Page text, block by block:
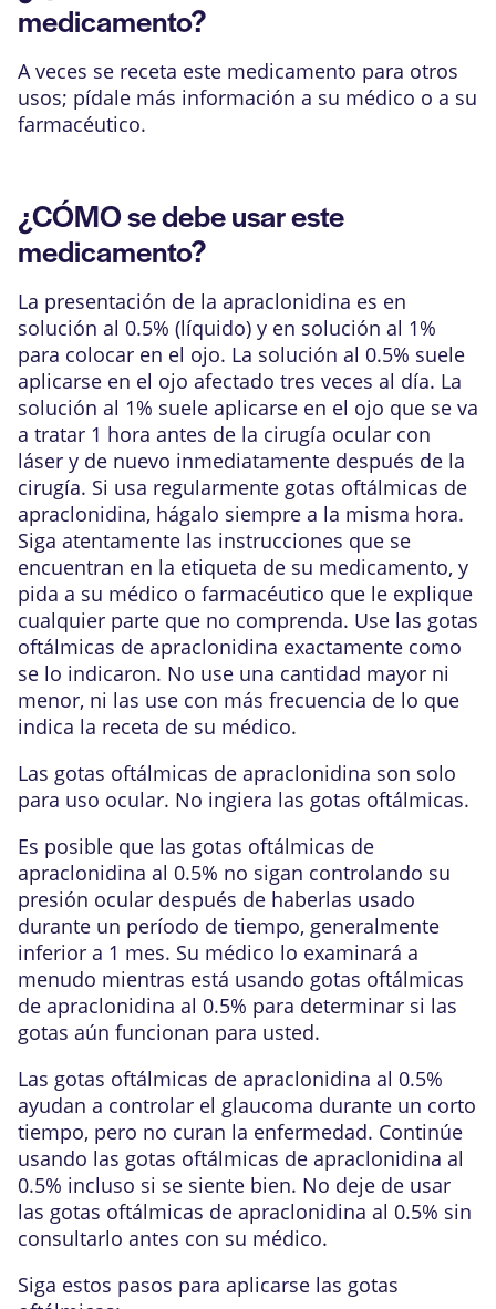
medicamento?
A veces se receta este medicamento para otros
usos; pídale más información a su médico o a su
farmacéutico.
¿CÓMO se debe usar este
medicamento?
La presentación de la apraclonidina es en
solución al 0.5% (líquido) y en solución al 1%
para colocar en el ojo. La solución al 0.5% suele
aplicarse en el ojo afectado tres veces al día. La
solución al 1% suele aplicarse en el ojo que se va
a tratar 1 hora antes de la cirugía ocular con
láser y de nuevo inmediatamente después de la
cirugía. Si usa regularmente gotas oftálmicas de
apraclonidina, hágalo siempre a la misma hora.
Siga atentamente las instrucciones que se
encuentran en la etiqueta de su medicamento, y
pida a su médico o farmacéutico que le explique
cualquier parte que no comprenda. Use las gotas
oftálmicas de apraclonidina exactamente como
se lo indicaron. No use una cantidad mayor ni
menor, ni las use con más frecuencia de lo que
indica la receta de su médico.
Las gotas oftálmicas de apraclonidina son solo
para uso ocular. No ingiera las gotas oftálmicas.
Es posible que las gotas oftálmicas de
apraclonidina al 0.5% no sigan controlando su
presión ocular después de haberlas usado
durante un período de tiempo, generalmente
inferior a 1 mes. Su médico lo examinará a
menudo mientras está usando gotas oftálmicas
de apraclonidina al 0.5% para determinar si las
gotas aún funcionan para usted.
Las gotas oftálmicas de apraclonidina al 0.5%
ayudan a controlar el glaucoma durante un corto
tiempo, pero no curan la enfermedad. Continúe
usando las gotas oftálmicas de apraclonidina al
0.5% incluso si se siente bien. No deje de usar
las gotas oftálmicas de apraclonidina al 0.5% sin
consultarlo antes con su médico.
Siga estos pasos para aplicarse las gotas